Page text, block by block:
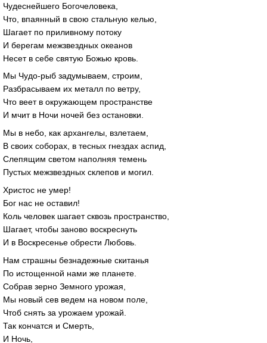
Чудеснейшего Богочеловека,
Что, впаянный в свою стальную келью,
Шагает по приливному потоку
И берегам межзвездных океанов
Несет в себе святую Божью кровь.
Мы Чудо-рыб задумываем, строим,
Разбрасываем их металл по ветру,
Что веет в окружающем пространстве
И мчит в Ночи ночей без остановки.
Мы в небо, как архангелы, взлетаем,
В своих соборах, в тесных гнездах аспид,
Слепящим светом наполняя темень
Пустых межзвездных склепов и могил.
Христос не умер!
Бог нас не оставил!
Коль человек шагает сквозь пространство,
Шагает, чтобы заново воскреснуть
И в Воскресенье обрести Любовь.
Нам страшны безнадежные скитанья
По истощенной нами же планете.
Собрав зерно Земного урожая,
Мы новый сев ведем на новом поле,
Чтоб снять за урожаем урожай.
Так кончатся и Смерть,
И Ночь,